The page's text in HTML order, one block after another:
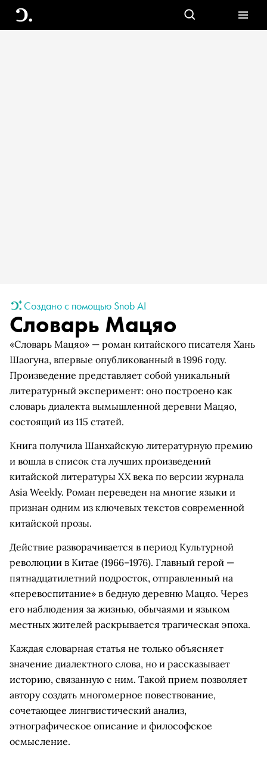
Создано с помощью Snob AI
Словарь Мацяо
«Словарь Мацяо» — роман китайского писателя Хань
Шаогуна, впервые опубликованный в 1996 году.
Произведение представляет собой уникальный
литературный эксперимент: оно построено как
словарь диалекта вымышленной деревни Мацяо,
состоящий из 115 статей.
Книга получила Шанхайскую литературную премию
и вошла в список ста лучших произведений
китайской литературы XX века по версии журнала
Asia Weekly. Роман переведен на многие языки и
признан одним из ключевых текстов современной
китайской прозы.
Действие разворачивается в период Культурной
революции в Китае (1966–1976). Главный герой —
пятнадцатилетний подросток, отправленный на
«перевоспитание» в бедную деревню Мацяо. Через
его наблюдения за жизнью, обычаями и языком
местных жителей раскрывается трагическая эпоха.
Каждая словарная статья не только объясняет
значение диалектного слова, но и рассказывает
историю, связанную с ним. Такой прием позволяет
автору создать многомерное повествование,
сочетающее лингвистический анализ,
этнографическое описание и философское
осмысление.